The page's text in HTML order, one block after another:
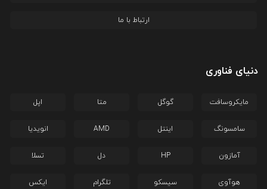
ارتباط با ما
دنیای فناوری
مایکروسافت گوگل متا اپل
سامسونگ اینتل AMD انویدیا
آمازون HP دل تسلا
هوآوی سیسکو تلگرام ایکس